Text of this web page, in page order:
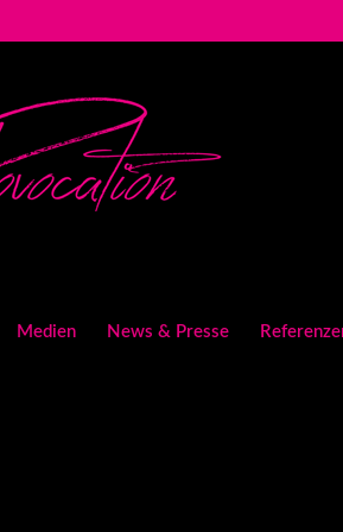
Medien News & Presse